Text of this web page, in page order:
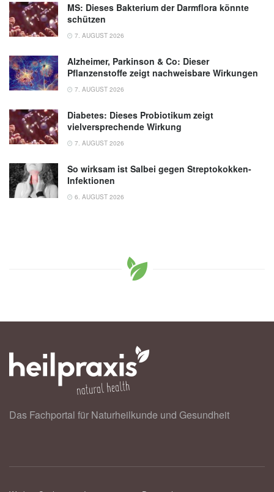
MS: Dieses Bakterium der Darmflora könnte
schützen
7. AUGUST 2026
Alzheimer, Parkinson & Co: Dieser
Pflanzenstoffe zeigt nachweisbare Wirkungen
7. AUGUST 2026
Diabetes: Dieses Probiotikum zeigt
vielversprechende Wirkung
7. AUGUST 2026
So wirksam ist Salbei gegen Streptokokken-
Infektionen
6. AUGUST 2026
Das Fachportal für Naturheilkunde und Gesundheit